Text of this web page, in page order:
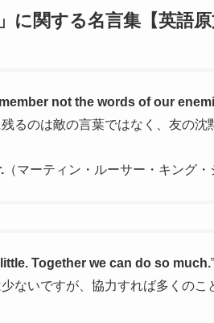
に関する名言集【英語原
not the words of our
るのは敵の言葉ではなく、友の沈
（マーティン・ルーサー・キング・
Together we can do so much.”
少ないですが、協力すれば多くのこ